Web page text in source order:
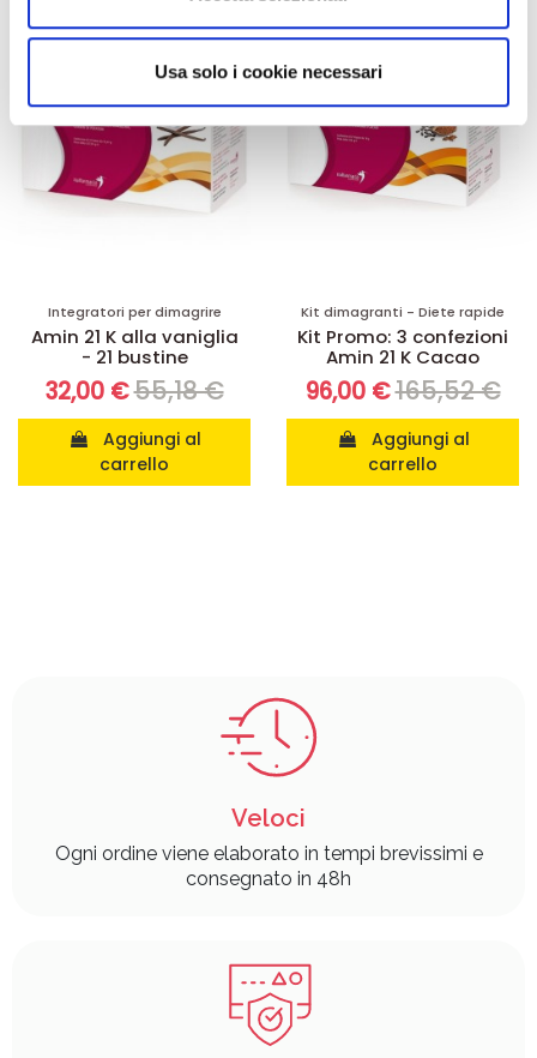
analizzare il nostro traffico. Condividiamo inoltre
informazioni sul modo in cui utilizza il nostro sito con i
nostri partner che si occupano di analisi dei dati web,
pubblicità e social media, i quali potrebbero combinarle
con altre informazioni che ha fornito loro o che hanno
raccolto dal suo utilizzo dei loro servizi.
Usa solo i cookie necessari
Integratori per dimagrire
Amin 21 K alla vaniglia
- 21 bustine
32,00 €55,18 €
carrello
Kit dimagranti - Diete rapide
Kit Promo: 3 confezioni
Amin 21 K Cacao
96,00 €165,52 €
carrello
Veloci
Ogni ordine viene elaborato in tempi brevissimi e
consegnato in 48h